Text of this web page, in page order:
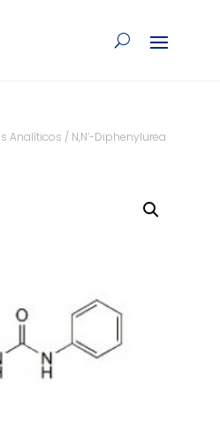
Analíticos / N,N’-Diphenylurea